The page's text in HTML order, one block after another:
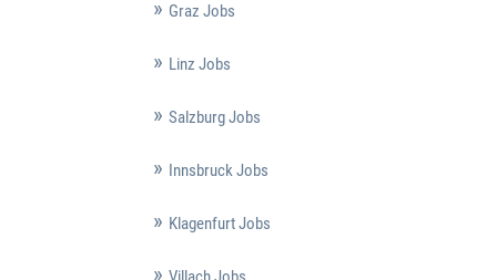
Graz Jobs
Linz Jobs
Salzburg Jobs
Innsbruck Jobs
Klagenfurt Jobs